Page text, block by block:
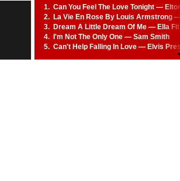
86% 14. SALED WITH A KISS —
47% 15. Only When I Dance — Becca
79% 16. Through Glass — Stone Sour
1. Can You Feel The Love Tonight —
2. La Vie En Rose By Louis Armstrong
3. Dream A Little Dream Of Me — Ella
4.
I'm Not The Only One — Sam Smith
5. Can't Help Falling In Love — Elvis